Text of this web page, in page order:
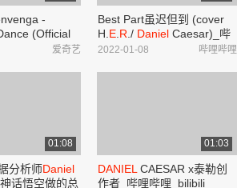
-
(Official
高清MV在线观
爱奇艺
Best Part虽迟但到 (cover
H. E R ./ Daniel Caesar)_哔
哩哔哩_bilibili
哔哩哔哩
2022-01-08
01:08
分析师Daniel
话悟空做的总
01:03
DANIEL CAESAR x泰勒创
作者_哔哩哔哩_bilibili